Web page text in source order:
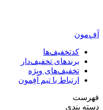
آفِ‌مون
کدتخفیف‌ها
برندهای تخفیف‌دار
تخفیف‌های ویژه
ارتباط با تیم آفِمون
فهرست
دسته بندی